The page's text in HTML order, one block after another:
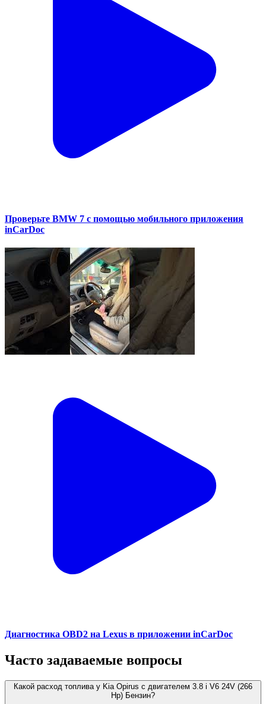
Проверьте BMW 7 с помощью мобильного приложения
inCarDoc
Диагностика OBD2 на Lexus в приложении inCarDoc
Часто задаваемые вопросы
Какой расход топлива у Kia Opirus с двигателем 3.8 i V6 24V (266
Hp) Бензин?